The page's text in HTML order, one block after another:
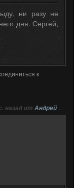
ни разу не
дня. Сергей,
к
назад от Андрей .